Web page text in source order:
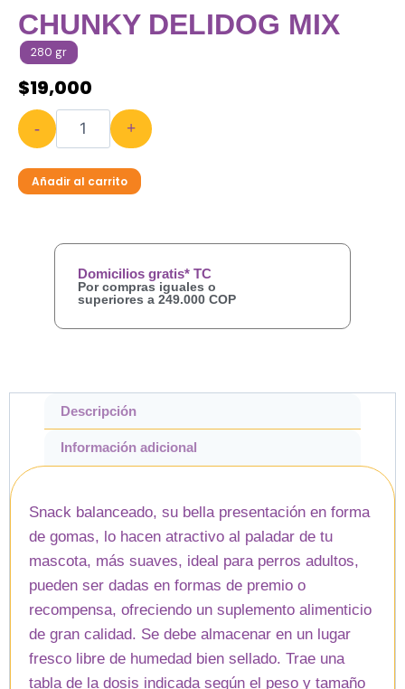
CHUNKY DELIDOG MIX
280 gr
$19,000
- +
Añadir al carrito
Domicilios gratis* TC
Por compras iguales o
superiores a 249.000 COP
Descripción
Información adicional
Snack balanceado, su bella presentación en forma
de gomas, lo hacen atractivo al paladar de tu
mascota, más suaves, ideal para perros adultos,
pueden ser dadas en formas de premio o
recompensa, ofreciendo un suplemento alimenticio
de gran calidad. Se debe almacenar en un lugar
fresco libre de humedad bien sellado. Trae una
tabla de la dosis indicada según el peso y tamaño